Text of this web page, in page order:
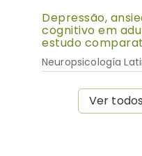
Depressão,
cognitivo em
estudo
Neuropsicología
Ver